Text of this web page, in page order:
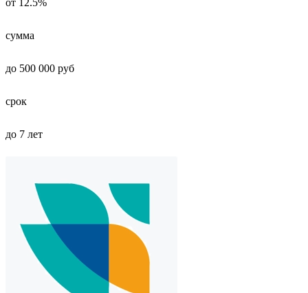
от 12.5%
сумма
до 500 000 руб
срок
до 7 лет